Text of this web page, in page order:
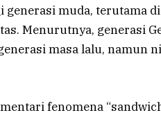
generasi muda, terutama
Menurutnya, generasi
masa lalu, namun
fenomena